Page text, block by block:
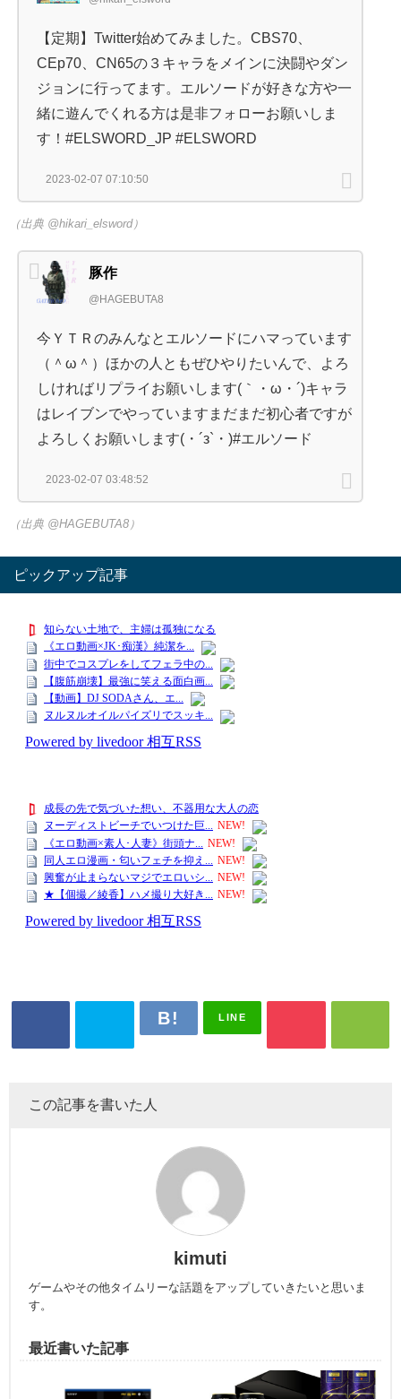
【定期】Twitter始めてみました。CBS70、
CEp70、CN65の３キャラをメインに決闘やダン
ジョンに行ってます。エルソードが好きな方や一
緒に遊んでくれる方は是非フォローお願いしま
す！#ELSWORD_JP #ELSWORD
2023-02-07 07:10:50
（出典 @hikari_elsword）
豚作
@HAGEBUTA8
今ＹＴＲのみんなとエルソードにハマっています
（＾ω＾）ほかの人ともぜひやりたいんで、よろ
しければリプライお願いします(｀・ω・´)キャラ
はレイブンでやっていますまだまだ初心者ですが
よろしくお願いします(・´з`・)#エルソード
2023-02-07 03:48:52
（出典 @HAGEBUTA8）
ピックアップ記事
LINE
この記事を書いた人
kimuti
ゲームやその他タイムリーな話題をアップしていきたいと思いま
す。
最近書いた記事